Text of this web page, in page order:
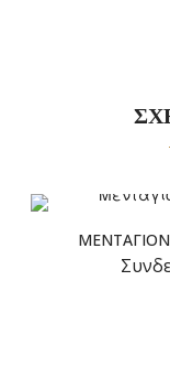
ΜΕΝΤΑΓΙΌΝ